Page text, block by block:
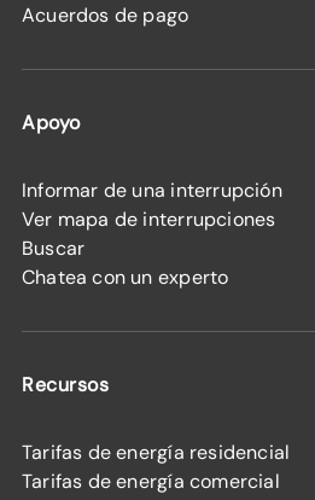
Acuerdos de pago
Apoyo
Informar de una interrupción
Ver mapa de interrupciones
Buscar
Chatea con un experto
Recursos
Tarifas de energía residencial
Tarifas de energía comercial